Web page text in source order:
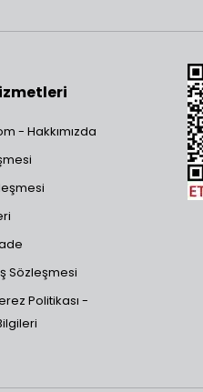
- Hakkımızda
Sözleşmesi
Politikası -